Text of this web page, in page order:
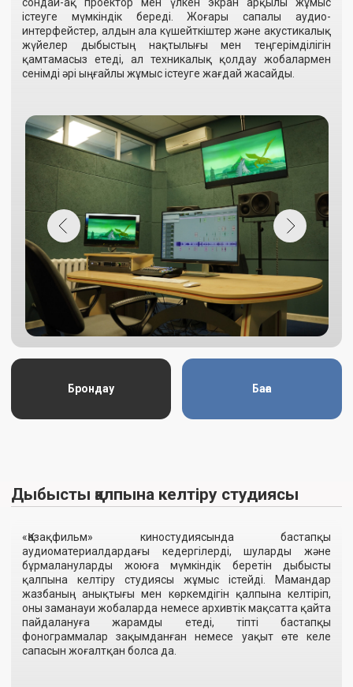
«Қазақфильм» киностудиясы Орталық Азияда цифрлық
және аналогтық тасымалдаушылармен жұмыс істеудің
толық циклін қамтамасыз ететін ең ірі қызметтер кешенін
ұсынады, соның ішінде әртүрлі дәуірлердегі
кинофильмдерді цифрландыру, қалпына келтіру және
реставрациялау. Студия кино материалдарымен
постпродакшнның барлық кезеңдерінде жұмыс істеу үшін
ерекше мүмкіндіктер ұсынады, оның ішінде пленканы жуу,
Брондау Баға